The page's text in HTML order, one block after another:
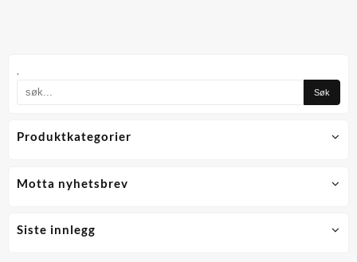
.
Produktkategorier
Motta nyhetsbrev
Siste innlegg